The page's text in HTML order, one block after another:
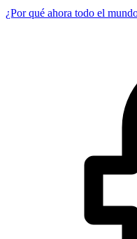
¿Por qué ahora todo el